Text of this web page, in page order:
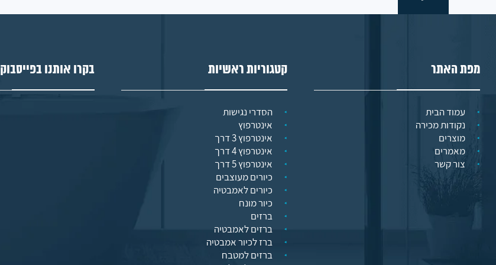
מפת האתר
עמוד הבית
נקודות מכירה
מוצרים
מאמרים
צור קשר
קטגוריות ראשיות
הסדרי נגישות
אינטרפוץ
אינטרפוץ 3 דרך
אינטרפוץ 4 דרך
אינטרפוץ 5 דרך
כיורים מעוצבים
כיורים לאמבטיה
כיור מונח
ברזים
ברזים לאמבטיה
ברז לכיור אמבטיה
ברזים למטבח
בקרו אותנו בפייסבוק